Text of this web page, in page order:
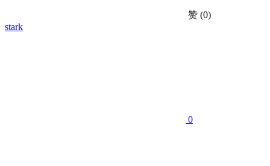
赞 (0)
stark
0